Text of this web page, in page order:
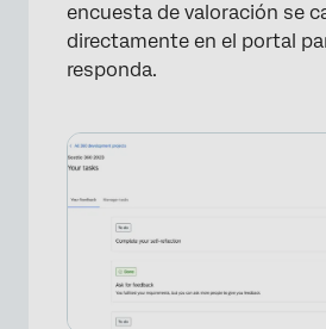
encuesta de valoración se
directamente en el portal
responda.